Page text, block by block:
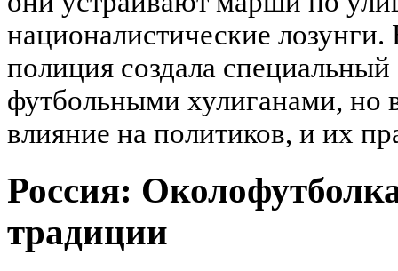
националистические лозунги.
полиция создала
футбольными хулиганами, но
влияние на политиков, и их
Россия:
традиции